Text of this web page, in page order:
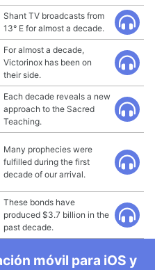
Shant TV broadcasts from
13° E for almost a decade.
For almost a decade,
Victorinox has been on
their side.
Each decade reveals a new
approach to the Sacred
Teaching.
Many prophecies were
fulfilled during the first
decade of our arrival.
These bonds have
produced $3.7 billion in the
past decade.
móvil para iOS y